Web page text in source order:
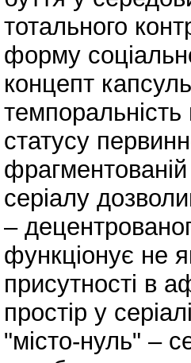
тотального
форму
концепт
статусу
фрагментованій
серіалу
–
функціонує не
присутності в
простір у
"місто-нуль" –